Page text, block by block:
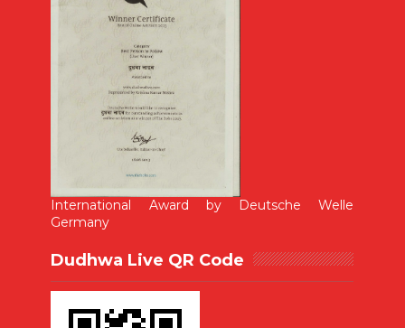
International Award by Deutsche Welle
Germany
Dudhwa Live QR Code